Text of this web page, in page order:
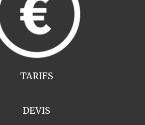
TARIFS
DEVIS